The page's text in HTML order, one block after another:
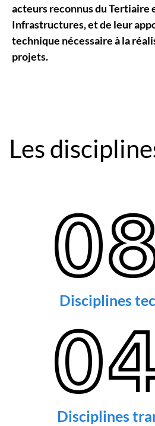
acteurs reconnus du Tertiaire
Infrastructures, et de leur
technique nécessaire à la
projets.
Les
Disciplines
0
Disciplines
0